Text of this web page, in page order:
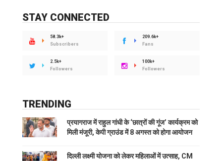
STAY CONNECTED
58.3k+
Subscribers
209.6k+
Fans
2.5k+
Followers
100k+
Followers
TRENDING
प्रयागराज में राहुल गांधी के ‘छात्रों की गूंज’ कार्यक्रम को
मिली मंजूरी, केपी ग्राउंड में 8 अगस्त को होगा आयोजन
दिल्ली लक्ष्मी योजना को लेकर महिलाओं में उत्साह, CM